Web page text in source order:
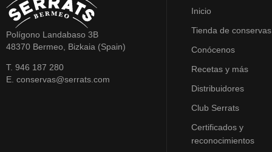
Polígono Landabaso 3B
48370 Bermeo, Bizkaia (Spain)
T. 946 187 280
E. conservas@serrats.com
Inicio
Tienda de conservas
Conócenos
Recetas y más
Distribuidores
Club Serrats
Certificados y
reconocimientos